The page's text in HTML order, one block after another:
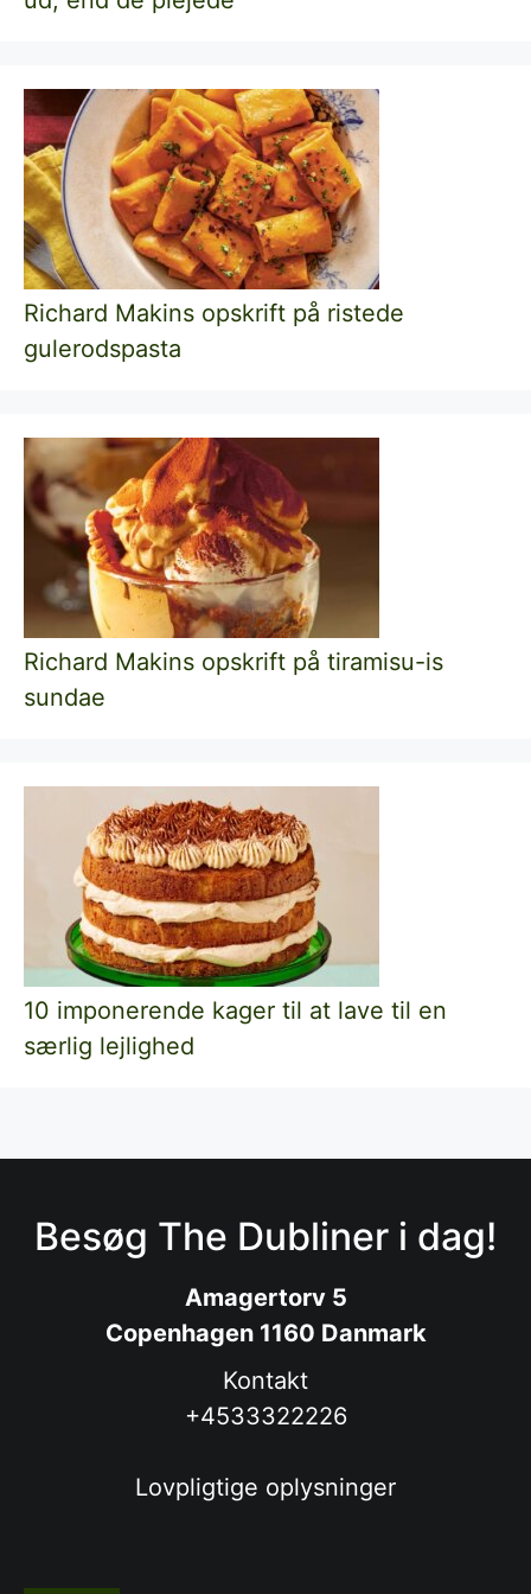
Richard Makins opskrift på ristede
gulerodspasta
Richard Makins opskrift på tiramisu-is
sundae
10 imponerende kager til at lave til en
særlig lejlighed
Besøg The Dubliner i dag!
Amagertorv 5
Copenhagen 1160 Danmark
Kontakt
+4533322226
Lovpligtige oplysninger